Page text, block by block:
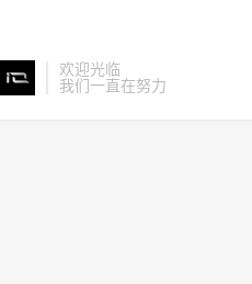
欢迎光临
我们一直在努力